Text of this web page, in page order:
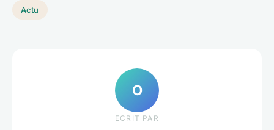
Actu
O
ECRIT PAR